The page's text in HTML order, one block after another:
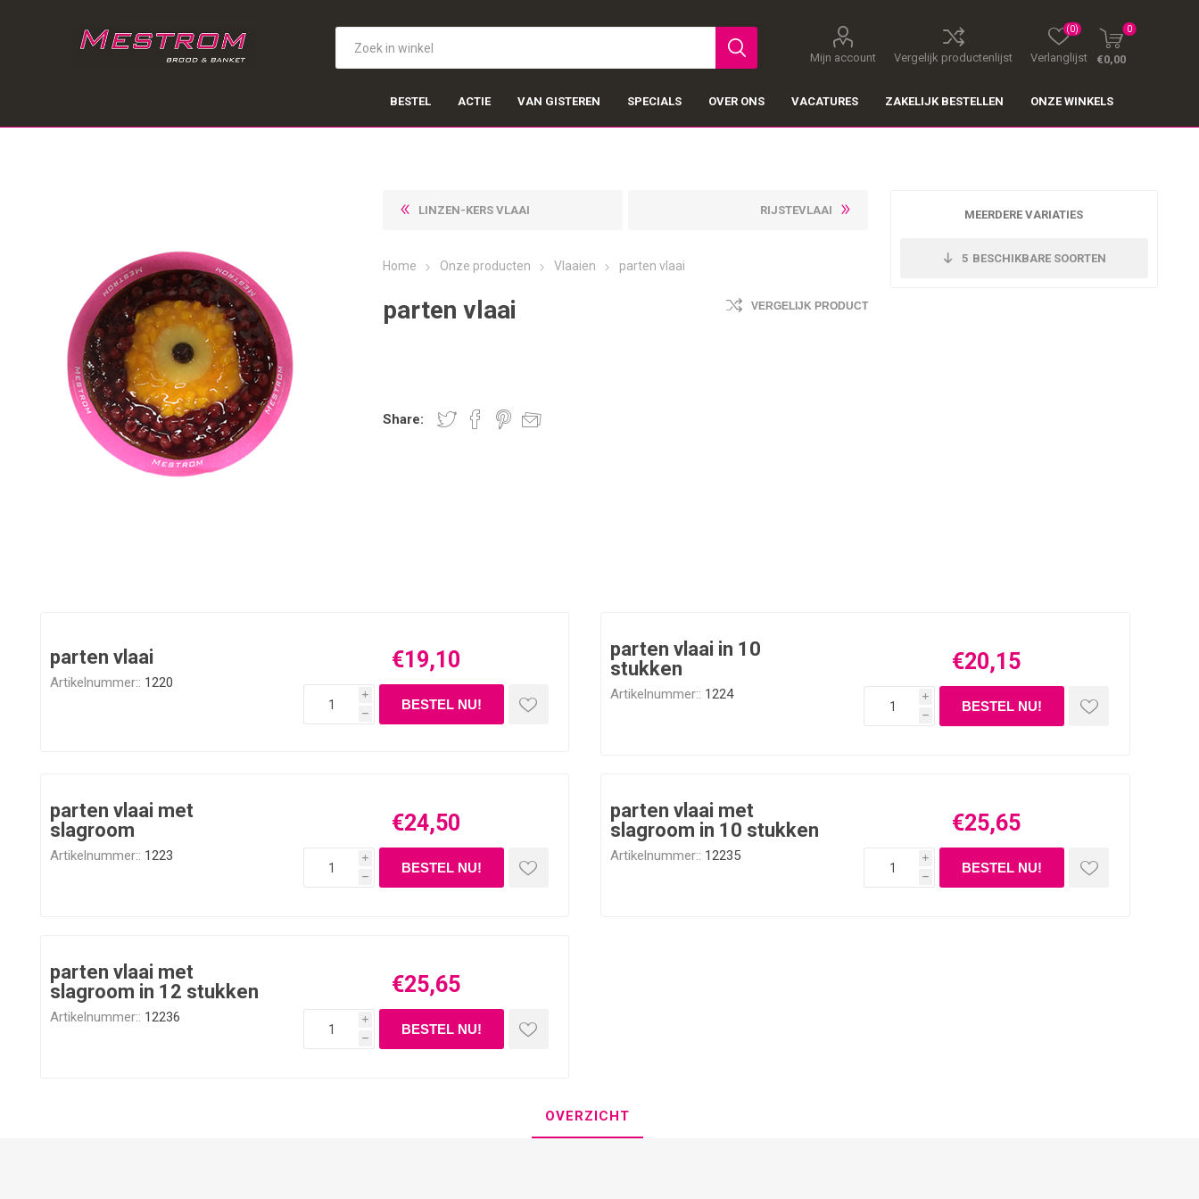
Mijn account Vergelijk productenlijst Verlanglijst
(0) 0
€0,00
BESTEL ACTIE VAN GISTEREN SPECIALS OVER ONS VACATURES ZAKELIJK BESTELLEN ONZE WINKELS
LINZEN-KERS VLAAI RIJSTEVLAAI
Home Onze producten Vlaaien parten vlaai
parten vlaai VERGELIJK PRODUCT
MEERDERE VARIATIES
5 BESCHIKBARE SOORTEN
Share:
parten vlaai
Artikelnummer:: 1220
€19,10
i
h
parten vlaai in 10
stukken
Artikelnummer:: 1224
€20,15
i
h
parten vlaai met
slagroom
Artikelnummer:: 1223
€24,50
i
h
parten vlaai met
slagroom in 10 stukken
Artikelnummer:: 12235
€25,65
i
h
parten vlaai met
slagroom in 12 stukken
Artikelnummer:: 12236
€25,65
i
h
OVERZICHT